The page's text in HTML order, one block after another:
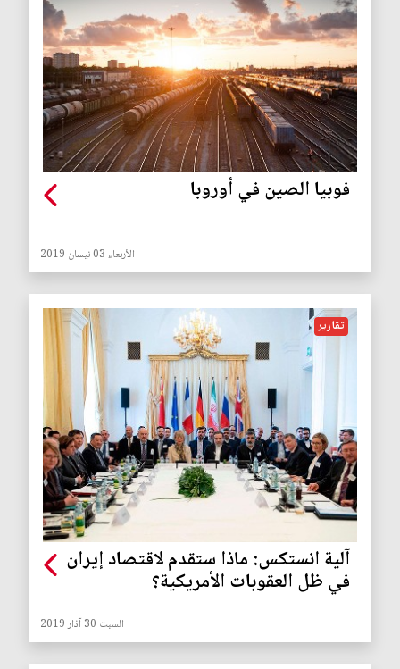
فوبيا الصين في أوروبا
الأربعاء 03 نيسان 2019
تقارير
آلية انستكس: ماذا ستقدم لاقتصاد إيران
في ظل العقوبات الأمريكية؟
السبت 30 آذار 2019